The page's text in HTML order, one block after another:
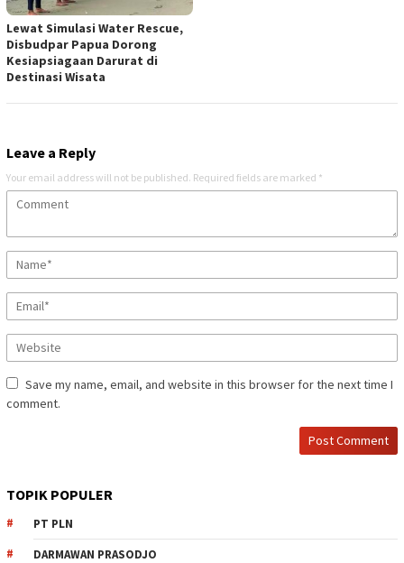
Lewat Simulasi Water Rescue,
Disbudpar Papua Dorong
Kesiapsiagaan Darurat di
Destinasi Wisata
Leave a Reply
Your email address will not be published. Required fields are marked *
Save my name, email, and website in this browser for the next time I
comment.
TOPIK POPULER
PT PLN
DARMAWAN PRASODJO